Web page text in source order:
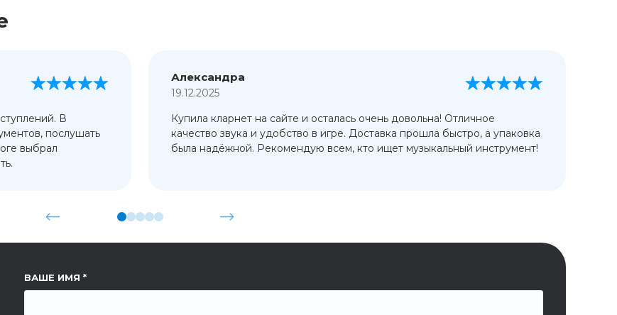
В
послушать
выбрал
Александра
19.12.2025
Купила кларнет на сайте и осталась очень довольна! Отличное
качество звука и удобство в игре. Доставка прошла быстро, а упаковка
была надёжной. Рекомендую всем, кто ищет музыкальный инструмент!
ВАШЕ ИМЯ
ССЫЛКА НА СТРАНИЦУ